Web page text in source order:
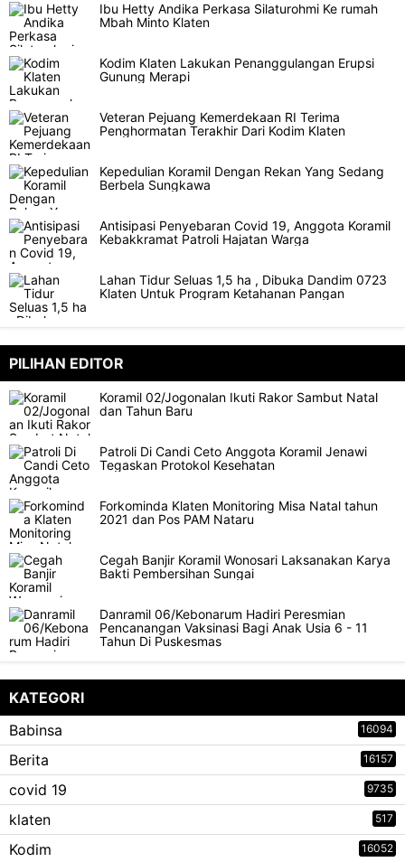
Ibu Hetty Andika Perkasa Silaturohmi Ke rumah
Mbah Minto Klaten
Kodim Klaten Lakukan Penanggulangan Erupsi
Gunung Merapi
Veteran Pejuang Kemerdekaan RI Terima
Penghormatan Terakhir Dari Kodim Klaten
Kepedulian Koramil Dengan Rekan Yang Sedang
Berbela Sungkawa
Antisipasi Penyebaran Covid 19, Anggota Koramil
Kebakkramat Patroli Hajatan Warga
Lahan Tidur Seluas 1,5 ha , Dibuka Dandim 0723
Klaten Untuk Program Ketahanan Pangan
PILIHAN EDITOR
Koramil 02/Jogonalan Ikuti Rakor Sambut Natal
dan Tahun Baru
Patroli Di Candi Ceto Anggota Koramil Jenawi
Tegaskan Protokol Kesehatan
Forkominda Klaten Monitoring Misa Natal tahun
2021 dan Pos PAM Nataru
Cegah Banjir Koramil Wonosari Laksanakan Karya
Bakti Pembersihan Sungai
Danramil 06/Kebonarum Hadiri Peresmian
Pencanangan Vaksinasi Bagi Anak Usia 6 - 11
Tahun Di Puskesmas
KATEGORI
Babinsa
16094
Berita 16157
covid 19 9735
klaten 517
Kodim 16052